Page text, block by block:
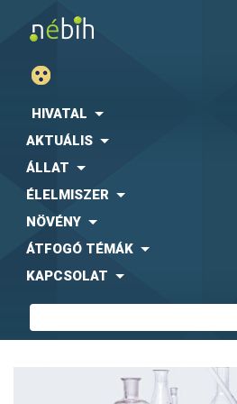
HIVATAL
AKTUÁLIS
ÁLLAT
ÉLELMISZER
NÖVÉNY
ÁTFOGÓ TÉMÁK
KAPCSOLAT